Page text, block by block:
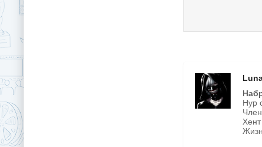
Нур